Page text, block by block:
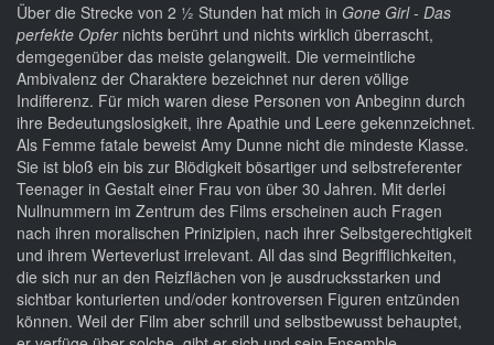
Über die Strecke von 2 ½ Stunden hat mich in Gone Girl - Das
perfekte Opfernichts berührt und nichts wirklich überrascht,
demgegenüber das meiste gelangweilt. Die vermeintliche
Ambivalenz der Charaktere bezeichnet nur deren völlige
Indifferenz. Für mich waren diese Personen von Anbeginn durch
ihre Bedeutungslosigkeit, ihre Apathie und Leere gekennzeichnet.
Als Femme fatale beweist Amy Dunne nicht die mindeste Klasse.
Sie ist bloß ein bis zur Blödigkeit bösartiger und selbstreferenter
Teenager in Gestalt einer Frau von über 30 Jahren. Mit derlei
Nullnummern im Zentrum des Films erscheinen auch Fragen
nach ihren moralischen Prinizipien, nach ihrer Selbstgerechtigkeit
und ihrem Werteverlust irrelevant. All das sind Begrifflichkeiten,
die sich nur an den Reizflächen von je ausdrucksstarken und
sichtbar konturierten und/oder kontroversen Figuren entzünden
können. Weil der Film aber schrill und selbstbewusst behauptet,